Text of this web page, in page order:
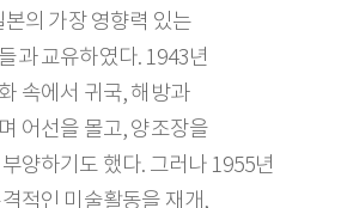
의 가장 영향력 있는
과 교유하였다. 1943년
속에서 귀국, 해방과
어선을 몰고, 양조장을
양하기도 했다. 그러나 1955년
적인 미술활동을 재개,